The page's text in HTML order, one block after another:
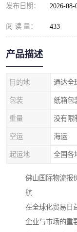
发布日期： 2026-08-
阅 读 量： 433
产品描述
目的地 通达全
包装 纸箱包
重量 没有限
空运 海运
起运地 全国各
佛山国际物流报
航
在全球化贸易日
企业与市场的重